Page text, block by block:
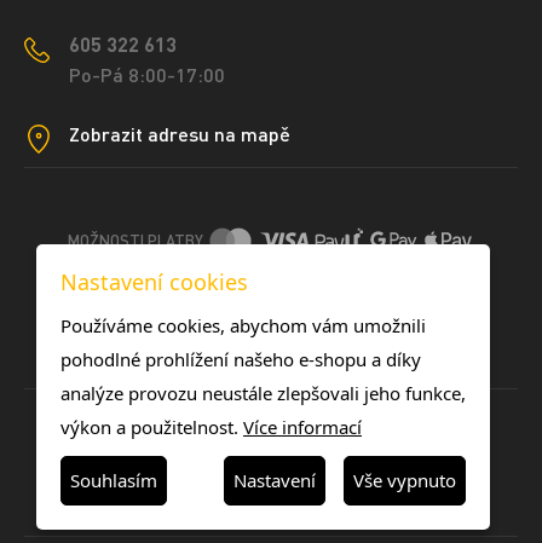
605 322 613
Po-Pá 8:00-17:00
Zobrazit adresu na mapě
MOŽNOSTI PLATBY
DOPRAVNÍ METODY
Nastavení cookies
Používáme cookies, abychom vám umožnili
pohodlné prohlížení našeho e-shopu a díky
analýze provozu neustále zlepšovali jeho funkce,
výkon a použitelnost. Více informací
Souhlasím Nastavení Vše vypnuto